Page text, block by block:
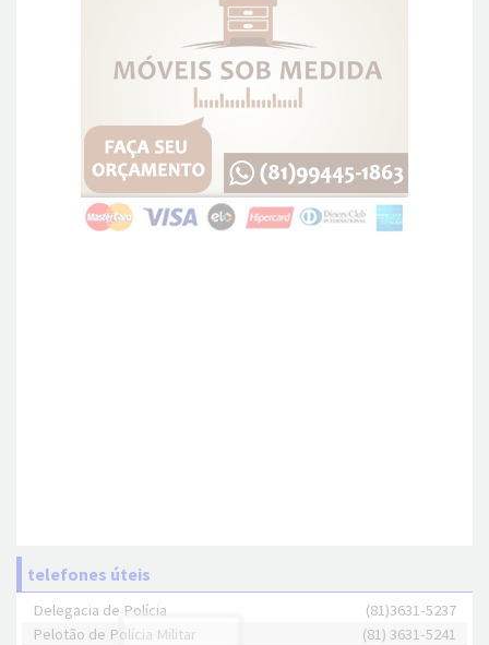
telefones úteis
Delegacia de Polícia
(81)3631-5237
Pelotão de Polícia Militar
(81) 3631-5241